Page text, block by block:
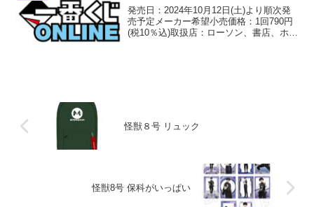
発売日：2024年10月12日(土)より順次発
売予定メーカー希望小売価格：1回790円
(税10％込)取扱店：ローソン、書店、ホビ
怪獣８号 リュック
怪獣8号 保科がいっぱい